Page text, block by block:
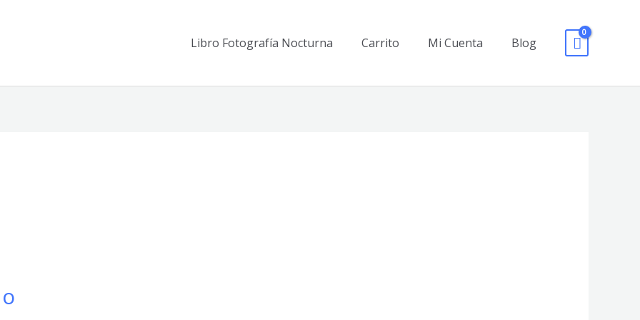
Libro Fotografía Nocturna Carrito Mi Cuenta Blog